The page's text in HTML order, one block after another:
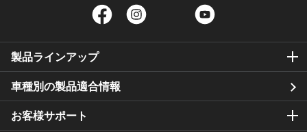
Facebook Twitter
製品ラインアップ
車種別の製品適合情報
お客様サポート